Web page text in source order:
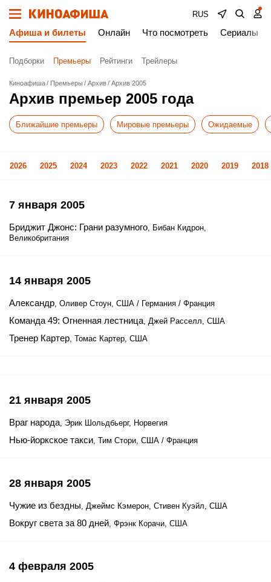
RUS
Афиша и билеты Онлайн Что посмотреть Сериалы
Подборки Премьеры Рейтинги Трейлеры
Киноафиша Премьеры Архив Архив 2005
Архив премьер 2005 года
Ближайшие премьеры Мировые премьеры Ожидаемые
2026 2025 2024 2023 2022 2021 2020 2019 2018
7 января 2005
Бриджит Джонс: Грани разумного, Бибан Кидрон,
Великобритания
14 января 2005
Александр, Оливер Стоун, США / Германия / Франция
Команда 49: Огненная лестница, Джей Расселл, США
Тренер Картер, Томас Картер, США
21 января 2005
Враг народа, Эрик Шольдбьерг, Норвегия
Нью-йоркское такси, Тим Стори, США / Франция
28 января 2005
Чужие из бездны, Джеймс Кэмерон, Стивен Куэйл, США
Вокруг света за 80 дней, Фрэнк Корачи, США
4 февраля 2005